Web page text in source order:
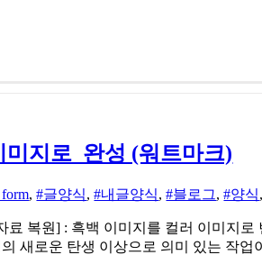
지로_완성 (워트마크)
,#글양식,#내글양식,#블로그,#양식
복원] : 흑백 이미지를 컬러 이미지로
새로운 탄생 이상으로 의미 있는 작